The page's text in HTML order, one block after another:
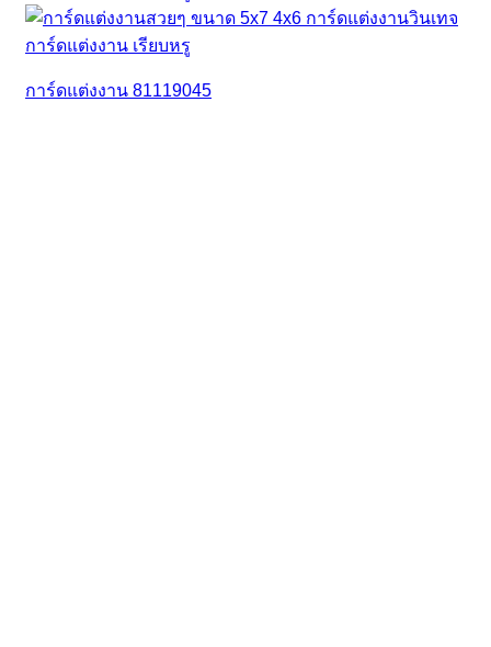
การ์ดแต่งงาน 81119045